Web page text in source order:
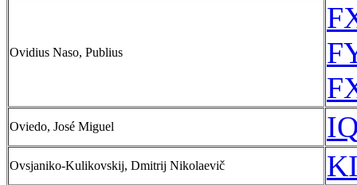
Ovidius Naso, Publius
Oviedo, José Miguel
Ovsjaniko-Kulikovskij, Dmitrij Nikolaevič